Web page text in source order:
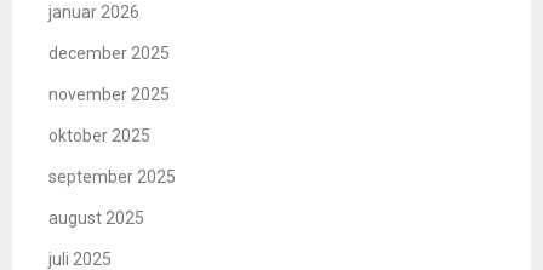
januar 2026
december 2025
november 2025
oktober 2025
september 2025
august 2025
juli 2025